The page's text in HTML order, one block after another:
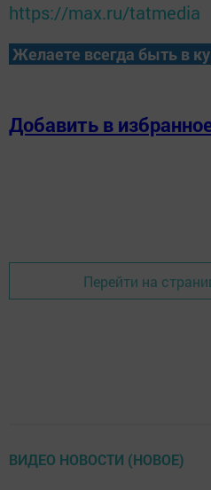
https://max.ru/tatmedia
Желаете всегда быть в
Добавить в
Перейти на
ВИДЕО НОВОСТИ (НОВОЕ)